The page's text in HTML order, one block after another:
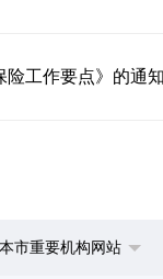
险工作要点》的通知
本市重要机构网站